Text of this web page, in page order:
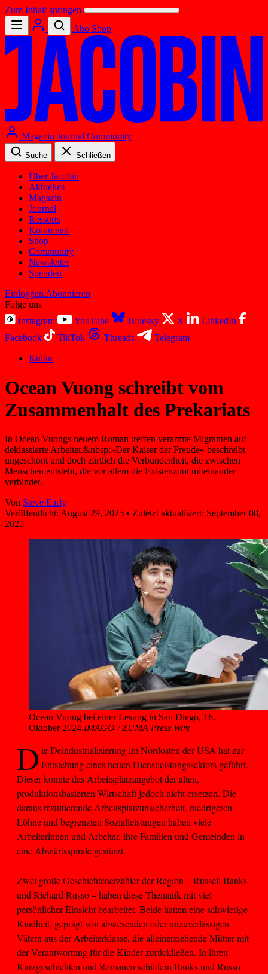
Zum Inhalt springen
Abo Shop
Magazin Journal Community
Suche Schließen
Über Jacobin
Aktuelles
Magazin
Journal
Ressorts
Kolumnen
Shop
Community
Newsletter
Spenden
Einloggen Abonnieren
Folge uns
Instagram
YouTube Bluesky X
LinkedIn
Facebook
TikTok Threads
Telegram
Kultur
Ocean Vuong schreibt vom
Zusammenhalt des Prekariats
In Ocean Vuongs neuem Roman treffen verarmte Migranten auf
deklassierte Arbeiter.&nbsp;»Der Kaiser der Freude« beschreibt
ungeschönt und doch zärtlich die Verbundenheit, die zwischen
Menschen entsteht, die vor allem die Existenznot miteinander
verbindet.
Von Steve Early
Veröffentlicht: August 29, 2025 • Zuletzt aktualisiert: September 08,
2025
Ocean Vuong bei einer Lesung in San Diego, 16.
Oktober 2024.IMAGO / ZUMA Press Wire
Die Deindustrialisierung im Nordosten der USA hat zur
Entstehung eines neuen Dienstleistungssektors geführt.
Dieser konnte das Arbeitsplatzangebot der alten,
produktionsbasierten Wirtschaft jedoch nicht ersetzen. Die
daraus resultierende Arbeitsplatzunsicherheit, niedrigeren
Löhne und begrenzten Sozialleistungen haben viele
Arbeiterinnen und Arbeiter, ihre Familien und Gemeinden in
eine Abwärtsspirale gestürzt.
Zwei große Geschichtenerzähler der Region – Russell Banks
und Richard Russo – haben diese Thematik mit viel
persönlicher Einsicht bearbeitet. Beide hatten eine schwierige
Kindheit, geprägt von abwesenden oder unzuverlässigen
Vätern aus der Arbeiterklasse, die alleinerziehende Mütter mit
der Verantwortung für die Kinder zurückließen. In ihren
Kurzgeschichten und Romanen schildern Banks und Russo